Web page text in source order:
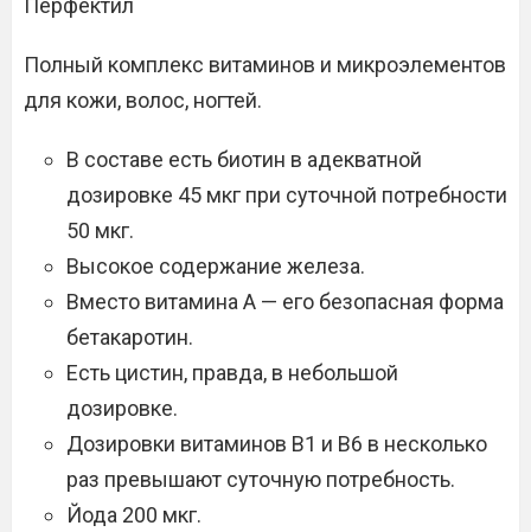
Перфектил
Полный комплекс витаминов и микроэлементов
для кожи, волос, ногтей.
В составе есть биотин в адекватной
дозировке 45 мкг при суточной потребности
50 мкг.
Высокое содержание железа.
Вместо витамина А — его безопасная форма
бетакаротин.
Есть цистин, правда, в небольшой
дозировке.
Дозировки витаминов В1 и В6 в несколько
раз превышают суточную потребность.
Йода 200 мкг.